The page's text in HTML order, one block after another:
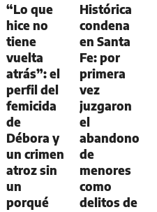
“Lo que
hice no
tiene
vuelta
atrás”: el
perfil del
femicida
de
Débora y
un crimen
atroz sin
un
porqué
Histórica
condena
en Santa
Fe: por
primera
vez
juzgaron
el
abandono
de
menores
como
delitos de